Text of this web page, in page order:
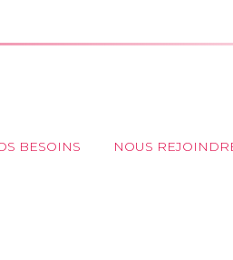
BESOINS NOUS